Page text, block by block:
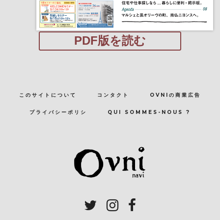
PDF版を読む
このサイトについて コンタクト OVNIの商業広告
プライバシーポリシ QUI SOMMES-NOUS ?